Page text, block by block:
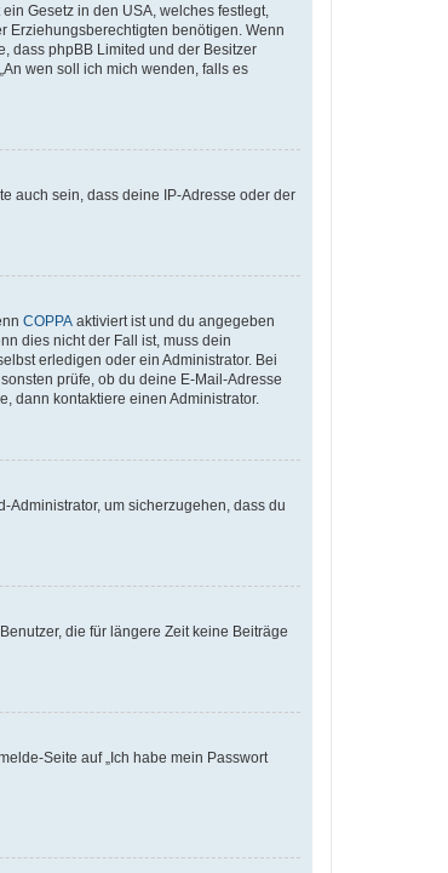
Gesetz in den USA, welches festlegt,
Erziehungsberechtigten benötigen. Wenn
dass phpBB Limited und der Besitzer
wen soll ich mich wenden, falls es
auch sein, dass deine IP-Adresse oder der
COPPA aktiviert ist und du angegeben
dies nicht der Fall ist, muss dein
erledigen oder ein Administrator. Bei
prüfe, ob du deine E-Mail-Adresse
dann kontaktiere einen Administrator.
Administrator, um sicherzugehen, dass du
die für längere Zeit keine Beiträge
Seite auf „Ich habe mein Passwort